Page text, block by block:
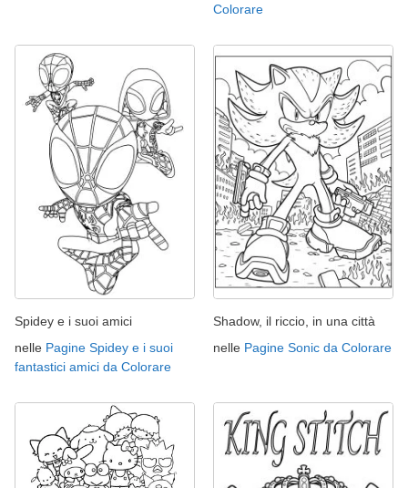
Colorare
Spidey e i suoi amici
nelle Pagine Spidey e i suoi
fantastici amici da Colorare
Shadow, il riccio, in una città
nelle Pagine Sonic da Colorare